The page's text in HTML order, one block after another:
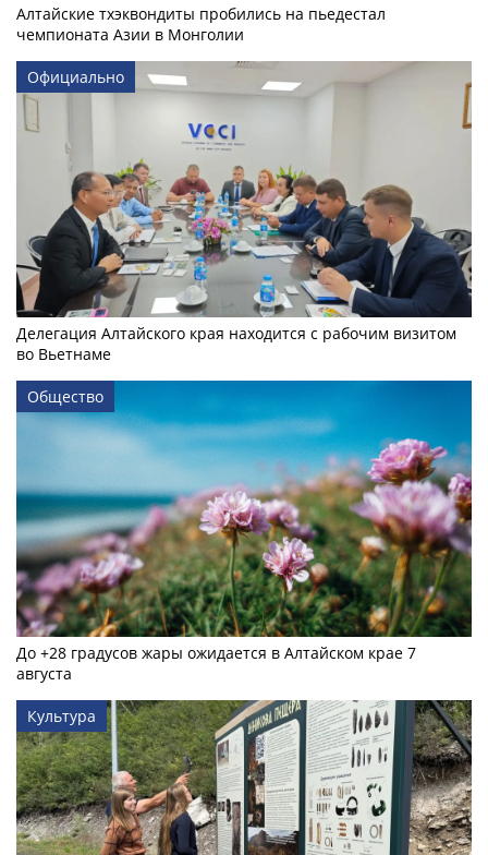
Алтайские тхэквондиты пробились на пьедестал
чемпионата Азии в Монголии
Официально
Делегация Алтайского края находится с рабочим визитом
во Вьетнаме
Общество
До +28 градусов жары ожидается в Алтайском крае 7
августа
Культура